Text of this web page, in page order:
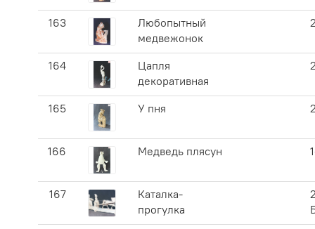
163
Любопытный
медвежонок
164
Цапля
декоративная
165 У пня
166 Медведь плясун
167
Каталка-
прогулка